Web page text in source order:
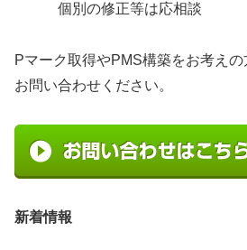
個別の修正等は応相談
Pマーク取得やPMS構築をお考え
お問い合わせください。
新着情報